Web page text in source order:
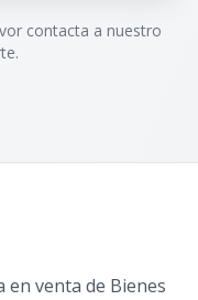
contacta a nuestro
en venta de Bienes